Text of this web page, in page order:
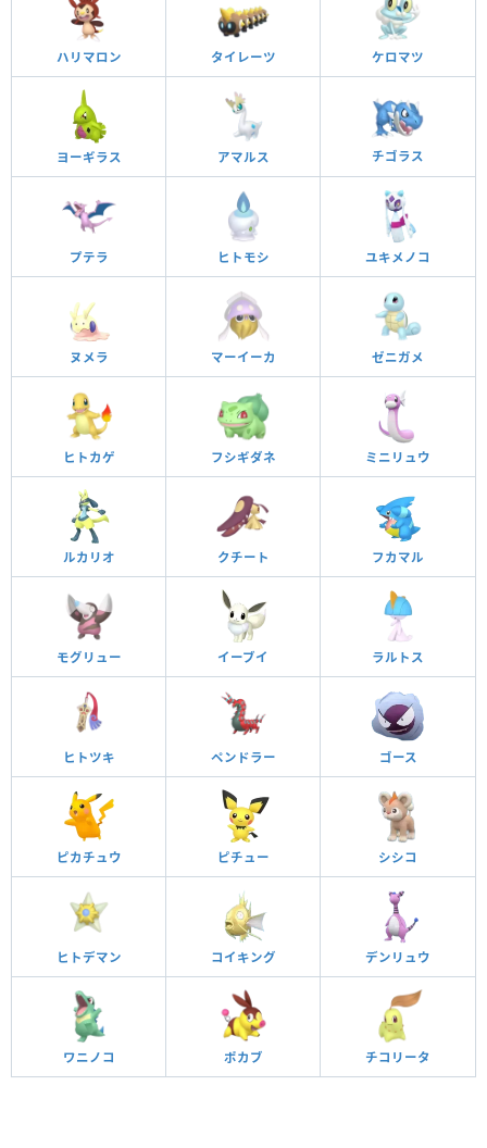
ハリマロン タイレーツ ケロマツ
ヨーギラス アマルス チゴラス
プテラ ヒトモシ ユキメノコ
ヌメラ マーイーカ ゼニガメ
ヒトカゲ フシギダネ ミニリュウ
ルカリオ クチート フカマル
モグリュー イーブイ ラルトス
ヒトツキ ペンドラー ゴース
ピカチュウ ピチュー シシコ
ヒトデマン コイキング デンリュウ
ワニノコ ポカブ チコリータ